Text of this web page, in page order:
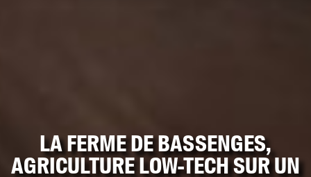
LA FERME DE BASSENGES,
AGRICULTURE LOW-TECH SUR UN